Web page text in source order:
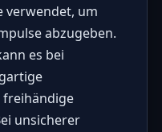
verwendet, um
abzugeben.
es bei
freihändige
unsicherer